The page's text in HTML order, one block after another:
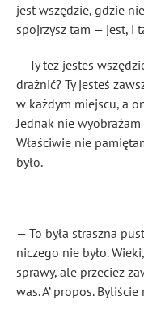
jest wszędzie, gdzie
spojrzysz tam — jest, i
— Ty też jesteś
drażnić? Ty jesteś
w każdym miejscu, a
Jednak nie
Właściwie nie
było.
— To była straszna
niczego nie było.
sprawy, ale przecież
was. A’ propos. Byliście